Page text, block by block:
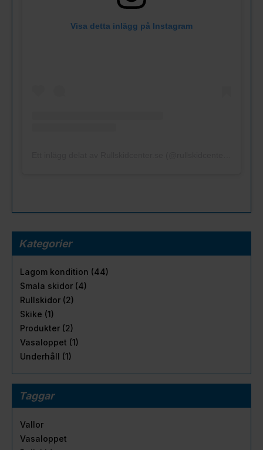
Visa detta inlägg på Instagram
Kategorier
Lagom kondition (44)
Smala skidor (4)
Rullskidor (2)
Skike (1)
Produkter (2)
Vasaloppet (1)
Underhåll (1)
Taggar
Vallor
Vasaloppet